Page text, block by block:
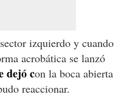
izquierdo y cuando
acrobática se lanzó
dejó con la boca abierta
reaccionar.